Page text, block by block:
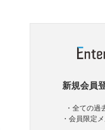
新規会員
・全ての
・会員限定